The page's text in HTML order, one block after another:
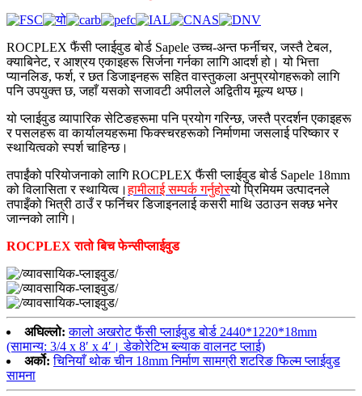
ROCPLEX फैंसी प्लाईवुड बोर्ड Sapele उच्च-अन्त फर्नीचर, जस्तै टेबल,
क्याबिनेट, र आश्रय एकाइहरू सिर्जना गर्नका लागि आदर्श हो। यो भित्ता
प्यानलिङ, फर्श, र छत डिजाइनहरू सहित वास्तुकला अनुप्रयोगहरूको लागि
पनि उपयुक्त छ, जहाँ यसको सजावटी अपीलले अद्वितीय मूल्य थप्छ।
यो प्लाईवुड व्यापारिक सेटिङहरूमा पनि प्रयोग गरिन्छ, जस्तै प्रदर्शन एकाइहरू
र पसलहरू वा कार्यालयहरूमा फिक्स्चरहरूको निर्माणमा जसलाई परिष्कार र
स्थायित्वको स्पर्श चाहिन्छ।
तपाईंको परियोजनाको लागि ROCPLEX फैंसी प्लाईवुड बोर्ड Sapele 18mm
को विलासिता र स्थायित्व।हामीलाई सम्पर्क गर्नुहोस्यो प्रिमियम उत्पादनले
तपाइँको भित्री ठाउँ र फर्निचर डिजाइनलाई कसरी माथि उठाउन सक्छ भनेर
जान्नको लागि।
ROCPLEX रातो बिच फेन्सीप्लाईवुड
अघिल्लो: कालो अखरोट फैंसी प्लाईवुड बोर्ड 2440*1220*18mm
(सामान्य: 3/4 x 8′ x 4′। डेकोरेटिभ ब्ल्याक वालनट प्लाई)
अर्को: चिनियाँ थोक चीन 18mm निर्माण सामग्री शटरिङ फिल्म प्लाईवुड
सामना